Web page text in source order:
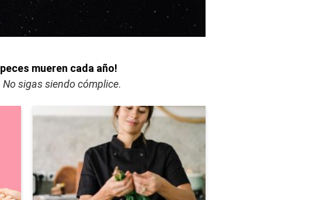
mueren cada año!
sigas siendo cómplice.